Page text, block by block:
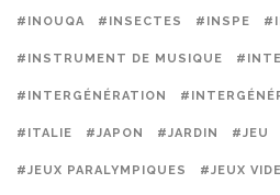
#INOUQA #INSECTES #INSPE
#INSTRUMENT DE MUSIQUE
#INTERGÉNÉRATION
#ITALIE #JAPON #JARDIN #JEU
#JEUX PARALYMPIQUES #JEUX